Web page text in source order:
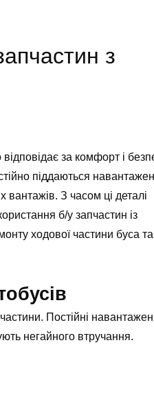
з
за комфорт і
піддаються
З часом ці деталі
б/у запчастин із
ходової частини буса
Постійні
негайного втручання.